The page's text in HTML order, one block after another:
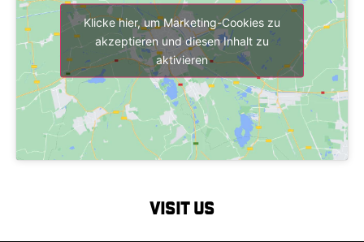
Klicke hier, um Marketing-Cookies zu
akzeptieren und diesen Inhalt zu
aktivieren
Visit Us